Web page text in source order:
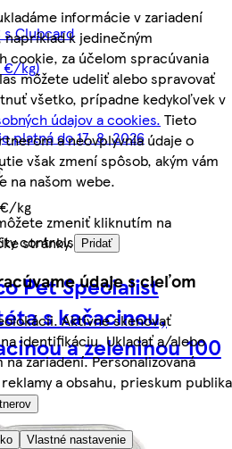
informácie v zariadení
k jedinečným
cookie, za účelom spracúvania
môžete udeliť alebo spravovať
všetko, prípadne kedykoľvek v
údajov a cookies. Tieto
a neovplyvnia údaje o
však zmení spôsob, akým vám
na našom webe.
zmeniť kliknutím na
stránky.
údaje s cieľom
Aktívne skenovať
identifikáciu. Ukladať a/alebo
zariadení. Personalizovaná
a obsahu, prieskum publika
Vlastné nastavenie
s Clubcard
€/kg)
platná do 17. 8. 2026
kg
controls
Pridať
Pet Specialist
s kačacinou,
a zeleninou 100